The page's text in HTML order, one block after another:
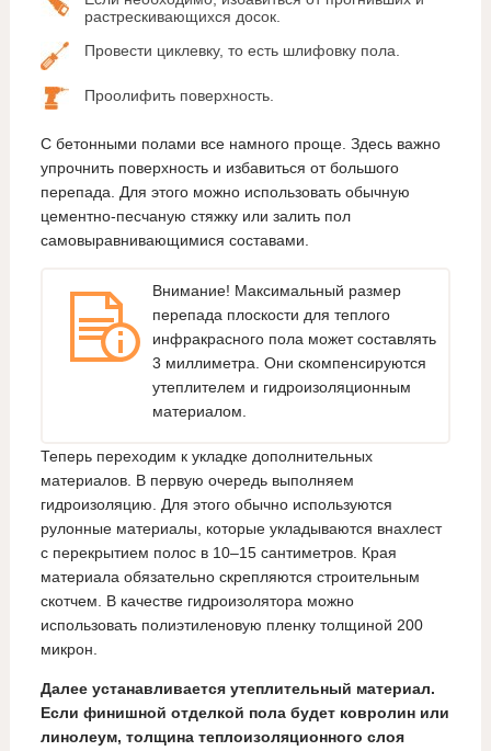
растрескивающихся досок.
Провести циклевку, то есть шлифовку пола.
Проолифить поверхность.
С бетонными полами все намного проще. Здесь важно
упрочнить поверхность и избавиться от большого
перепада. Для этого можно использовать обычную
цементно-песчаную стяжку или залить пол
самовыравнивающимися составами.
Внимание! Максимальный размер
перепада плоскости для теплого
инфракрасного пола может составлять
3 миллиметра. Они скомпенсируются
утеплителем и гидроизоляционным
материалом.
Теперь переходим к укладке дополнительных
материалов. В первую очередь выполняем
гидроизоляцию. Для этого обычно используются
рулонные материалы, которые укладываются внахлест
с перекрытием полос в 10–15 сантиметров. Края
материала обязательно скрепляются строительным
скотчем. В качестве гидроизолятора можно
использовать полиэтиленовую пленку толщиной 200
микрон.
Далее устанавливается утеплительный материал.
Если финишной отделкой пола будет ковролин или
линолеум, толщина теплоизоляционного слоя